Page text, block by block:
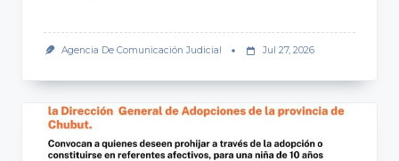
Agencia De Comunicación Judicial Jul 27, 2026